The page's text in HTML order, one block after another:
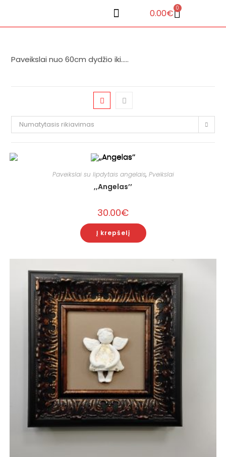
0.00€ 0
Paveikslai nuo 60cm dydžio iki…..
Numatytasis rikiavimas
Paveikslai su lipdytais angelais, Pveikslai
,,Angelas’’
30.00€
Į krepšelį